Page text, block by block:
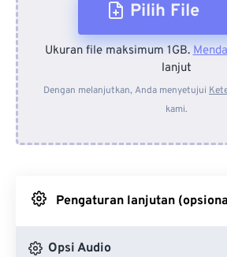
Pilih File
Dari
Dari Dropbox
Ukuran file maksimum 1GB.
lanjut
Dengan melanjutkan, Anda menyetujui
kami.
Pengaturan lanjutan
Opsi Audio